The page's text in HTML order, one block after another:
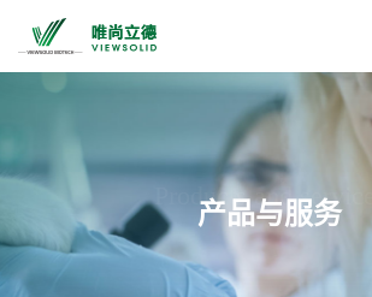
Products and services
产品与服务